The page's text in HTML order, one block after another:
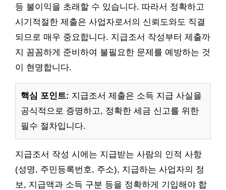
등 불이익을 초래할 수 있습니다. 따라서 정확하고
시기적절한 제출은 사업자로서의 신뢰도와도 직결
되므로 매우 중요합니다. 지급조서 작성부터 제출까
지 꼼꼼하게 준비하여 불필요한 문제를 예방하는 것
이 현명합니다.
핵심 포인트: 지급조서 제출은 소득 지급 사실을
공식적으로 증명하고, 정확한 세금 신고를 위한
필수 절차입니다.
지급조서 작성 시에는 지급받는 사람의 인적 사항
(성명, 주민등록번호, 주소), 지급하는 사업자의 정
보, 지급액과 소득 구분 등을 정확하게 기입해야 합